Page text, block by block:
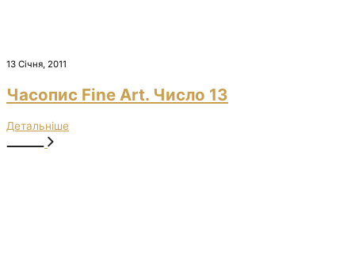
13 Січня, 2011
Часопис Fine Art. Число 13
Детальніше